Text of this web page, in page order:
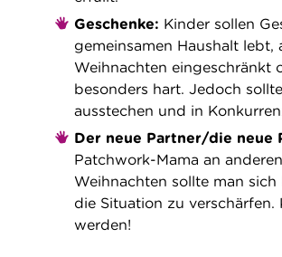
Geschenke: Kinder sollen
gemeinsamen Haushalt
Weihnachten
besonders hart. Jedoch
ausstechen und in
Der neue Partner/die neue
Patchwork-Mama an
Weihnachten sollte man
die Situation zu
werden!